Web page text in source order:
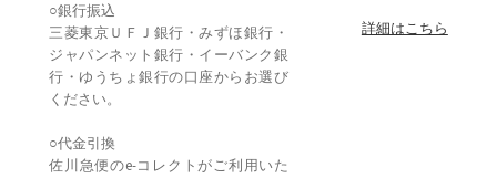
○銀行振込
三菱東京ＵＦＪ銀行・みずほ銀行・
ジャパンネット銀行・イーバンク銀
行・ゆうちょ銀行の口座からお選び
ください。
○代金引換
佐川急便のe-コレクトがご利用いた
詳細はこちら